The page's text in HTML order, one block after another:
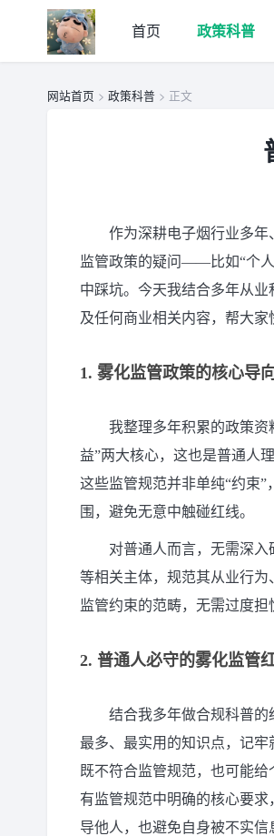
首页 政策科普
网站首页 > 政策科普 > 正文
作为深耕电子烟行业多
监管政策的疑问——比如“个人
中踩坑。今天我结合多年从
及任何商业相关内容，帮大家
1. 雾化监管政策的核心导向
我整理多年积累的政策资
益”两大核心，这也是普通人
这些监管规范并非单纯“约束
围，避免无意中触碰红线。
对普通人而言，无需深
等相关主体，规范其从业行
监管约束的范畴，无需过度担
2. 普通人必守的雾化监管
结合我多年做合规科普
最多、最实用的知识点，记
既不符合监管规范，也可能
有监管规范中明确的核心要
导他人，也避免自身被不实信